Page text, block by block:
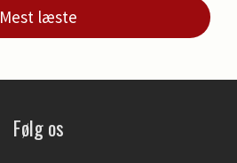
Mest læste
Følg os